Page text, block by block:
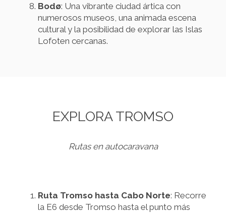
Bodø: Una vibrante ciudad ártica con
numerosos museos, una animada escena
cultural y la posibilidad de explorar las Islas
Lofoten cercanas.
EXPLORA TROMSO
Rutas en autocaravana
Ruta Tromso hasta Cabo Norte: Recorre
la E6 desde Tromso hasta el punto más